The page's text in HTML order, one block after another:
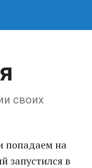
своих
попадаем на
запустился в